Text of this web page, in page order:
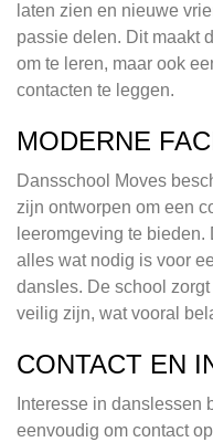
laten zien en nieuwe
passie delen. Dit maakt
om te leren, maar ook
contacten te leggen.
MODERNE
Dansschool Moves
zijn ontworpen om een
leeromgeving te
alles wat nodig is voor
dansles. De school
veilig zijn, wat vooral
CONTACT EN
Interesse in danslessen
eenvoudig om contact